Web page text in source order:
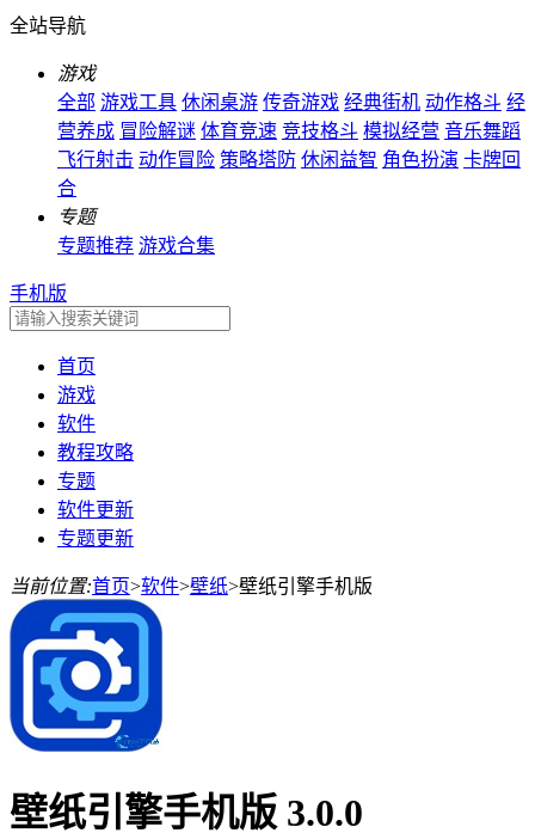
全站导航
游戏
全部 游戏工具 休闲桌游 传奇游戏 经典街机 动作格斗 经
营养成 冒险解谜 体育竞速 竞技格斗 模拟经营 音乐舞蹈
飞行射击 动作冒险 策略塔防 休闲益智 角色扮演 卡牌回
合
专题
专题推荐 游戏合集
手机版
首页
游戏
软件
教程攻略
专题
软件更新
专题更新
当前位置:首页>软件>壁纸>壁纸引擎手机版
壁纸引擎手机版 3.0.0